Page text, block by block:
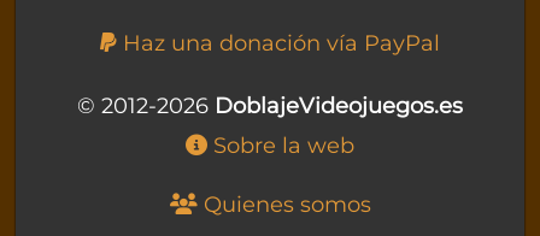
Haz una donación vía PayPal
© 2012-2026 DoblajeVideojuegos.es
Sobre la web
Quienes somos